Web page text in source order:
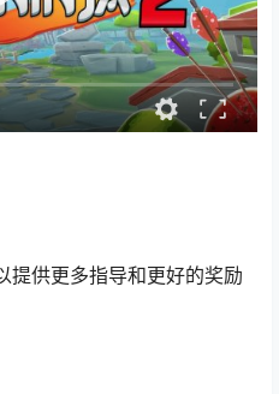
提供更多指导和更好的奖励